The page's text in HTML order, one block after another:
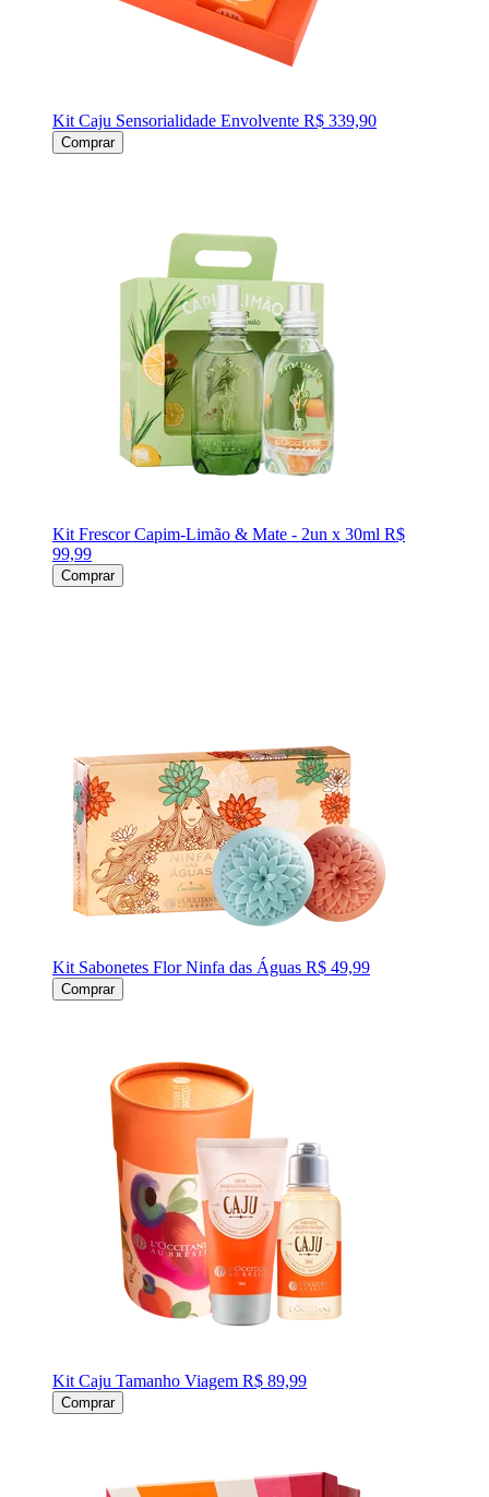
Kit Caju Sensorialidade Envolvente R$ 339,90
Comprar
Kit Frescor Capim-Limão & Mate - 2un x 30ml R$
99,99
Comprar
Kit Sabonetes Flor Ninfa das Águas R$ 49,99
Comprar
Kit Caju Tamanho Viagem R$ 89,99
Comprar